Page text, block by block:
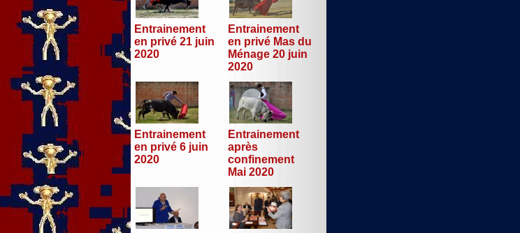
Entrainement
en privé 21 juin
2020
Entrainement
en privé Mas du
Ménage 20 juin
2020
Entrainement
en privé 6 juin
2020
Entrainement
après
confinement
Mai 2020